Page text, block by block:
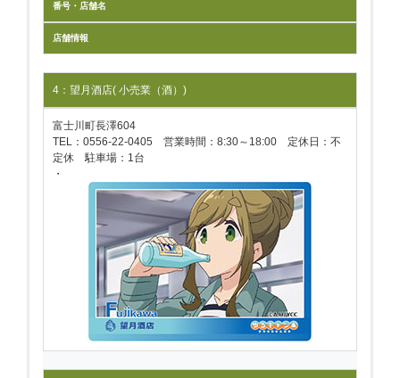
番号・店舗名
店舗情報
4：望月酒店( 小売業（酒）)
富士川町長澤604
TEL：0556-22-0405 営業時間：8:30～18:00 定休日：不
定休 駐車場：1台
・